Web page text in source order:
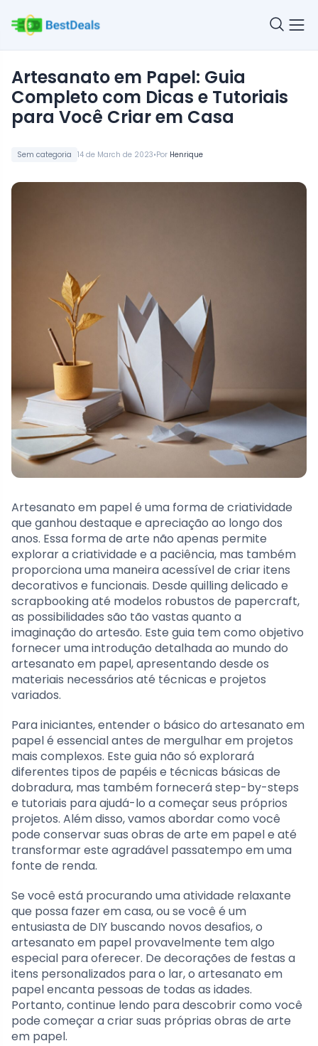
Sem categoria 14 de March de 2023•Por Henrique
Artesanato em Papel: Guia
Completo com Dicas e Tutoriais
para Você Criar em Casa
Artesanato em papel é uma forma de criatividade
que ganhou destaque e apreciação ao longo dos
anos. Essa forma de arte não apenas permite
explorar a criatividade e a paciência, mas também
proporciona uma maneira acessível de criar itens
decorativos e funcionais. Desde quilling delicado e
scrapbooking até modelos robustos de papercraft,
as possibilidades são tão vastas quanto a
imaginação do artesão. Este guia tem como objetivo
fornecer uma introdução detalhada ao mundo do
artesanato em papel, apresentando desde os
materiais necessários até técnicas e projetos
variados.
Para iniciantes, entender o básico do artesanato em
papel é essencial antes de mergulhar em projetos
mais complexos. Este guia não só explorará
diferentes tipos de papéis e técnicas básicas de
dobradura, mas também fornecerá step-by-steps
e tutoriais para ajudá-lo a começar seus próprios
projetos. Além disso, vamos abordar como você
pode conservar suas obras de arte em papel e até
transformar este agradável passatempo em uma
fonte de renda.
Se você está procurando uma atividade relaxante
que possa fazer em casa, ou se você é um
entusiasta de DIY buscando novos desafios, o
artesanato em papel provavelmente tem algo
especial para oferecer. De decorações de festas a
itens personalizados para o lar, o artesanato em
papel encanta pessoas de todas as idades.
Portanto, continue lendo para descobrir como você
pode começar a criar suas próprias obras de arte
em papel.